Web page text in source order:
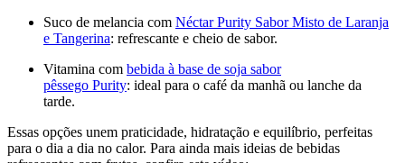
Suco de melancia com Néctar Purity Sabor Misto de Laranja
e Tangerina: refrescante e cheio de sabor.
Vitamina com bebida à base de soja sabor
pêssego Purity: ideal para o café da manhã ou lanche da
tarde.
Essas opções unem praticidade, hidratação e equilíbrio, perfeitas
para o dia a dia no calor. Para ainda mais ideias de bebidas